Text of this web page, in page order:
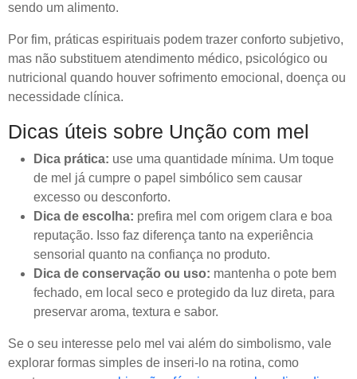
sendo um alimento.
Por fim, práticas espirituais podem trazer conforto subjetivo,
mas não substituem atendimento médico, psicológico ou
nutricional quando houver sofrimento emocional, doença ou
necessidade clínica.
Dicas úteis sobre Unção com mel
Dica prática: use uma quantidade mínima. Um toque
de mel já cumpre o papel simbólico sem causar
excesso ou desconforto.
Dica de escolha: prefira mel com origem clara e boa
reputação. Isso faz diferença tanto na experiência
sensorial quanto na confiança no produto.
Dica de conservação ou uso: mantenha o pote bem
fechado, em local seco e protegido da luz direta, para
preservar aroma, textura e sabor.
Se o seu interesse pelo mel vai além do simbolismo, vale
explorar formas simples de inseri-lo na rotina, como